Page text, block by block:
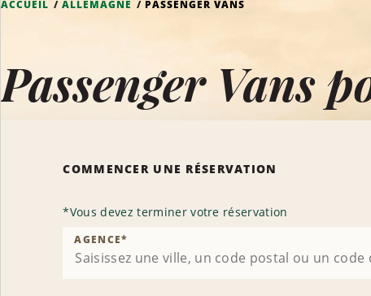
ACCUEIL ALLEMAGNE PASSENGER VANS
Passenger Vans
COMMENCER UNE RÉSERVATION
*Vous devez terminer votre réservation
AGENCE*